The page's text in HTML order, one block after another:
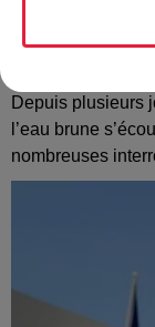
Depuis plusieurs
l’eau brune
nombreuses